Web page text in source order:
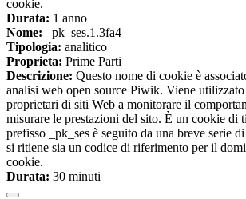
cookie.
Durata: 1 anno
Nome: _pk_ses.1.3fa4
Tipologia: analitico
Proprieta: Prime Parti
Descrizione: Questo nome di cookie è
analisi web open source Piwik. Viene utilizzato
proprietari di siti Web a monitorare il
misurare le prestazioni del sito. È un cookie di
prefisso _pk_ses è seguito da una breve serie
si ritiene sia un codice di riferimento per il
cookie.
Durata: 30 minuti